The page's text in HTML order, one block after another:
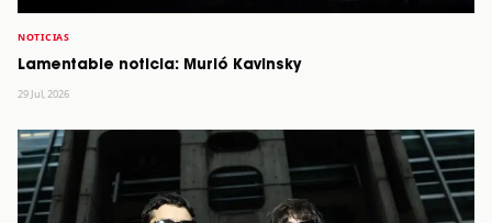
NOTICIAS
Lamentable noticia: Murió Kavinsky
29 Jul, 2026